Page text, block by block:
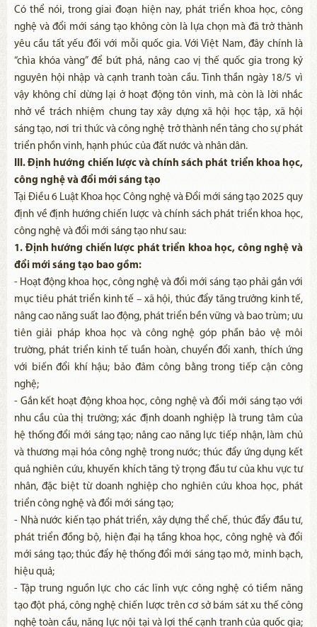
Có thể nói, trong giai đoạn hiện nay, phát triển khoa học, công
nghệ và đổi mới sáng tạo không còn là lựa chọn mà đã trở thành
yêu cầu tất yếu đối với mỗi quốc gia. Với Việt Nam, đây chính là
“chìa khóa vàng” để bứt phá, nâng cao vị thế quốc gia trong kỷ
nguyên hội nhập và cạnh tranh toàn cầu. Tinh thần ngày 18/5 vì
vậy không chỉ dừng lại ở hoạt động tôn vinh, mà còn là lời nhắc
nhở về trách nhiệm chung tay xây dựng xã hội học tập, xã hội
sáng tạo, nơi tri thức và công nghệ trở thành nền tảng cho sự phát
triển phồn vinh, hạnh phúc của đất nước và nhân dân.
III. Định hướng chiến lược và chính sách phát triển khoa học,
công nghệ và đổi mới sáng tạo
Tại Điều 6 Luật Khoa học Công nghệ và Đổi mới sáng tạo 2025 quy
định về định hướng chiến lược và chính sách phát triển khoa học,
công nghệ và đổi mới sáng tạo như sau:
1. Định hướng chiến lược phát triển khoa học, công nghệ và
đổi mới sáng tạo bao gồm:
- Hoạt động khoa học, công nghệ và đổi mới sáng tạo phải gắn với
mục tiêu phát triển kinh tế – xã hội, thúc đẩy tăng trưởng kinh tế,
nâng cao năng suất lao động, phát triển bền vững và bao trùm; ưu
tiên giải pháp khoa học và công nghệ góp phần bảo vệ môi
trường, phát triển kinh tế tuần hoàn, chuyển đổi xanh, thích ứng
với biến đổi khí hậu; bảo đảm công bằng trong tiếp cận công
nghệ;
- Gắn kết hoạt động khoa học, công nghệ và đổi mới sáng tạo với
nhu cầu của thị trường; xác định doanh nghiệp là trung tâm của
hệ thống đổi mới sáng tạo; nâng cao năng lực tiếp nhận, làm chủ
và thương mại hóa công nghệ trong nước; thúc đẩy ứng dụng kết
quả nghiên cứu, khuyến khích tăng tỷ trọng đầu tư của khu vực tư
nhân, đặc biệt từ doanh nghiệp cho nghiên cứu khoa học, phát
triển công nghệ và đổi mới sáng tạo;
- Nhà nước kiến tạo phát triển, xây dựng thể chế, thúc đẩy đầu tư,
phát triển đồng bộ, hiện đại hạ tầng khoa học, công nghệ và đổi
mới sáng tạo; thúc đẩy hệ thống đổi mới sáng tạo mở, minh bạch,
hiệu quả;
- Tập trung nguồn lực cho các lĩnh vực công nghệ có tiềm năng
tạo đột phá, công nghệ chiến lược trên cơ sở bám sát xu thế công
nghệ toàn cầu, năng lực nội tại và lợi thế cạnh tranh của quốc gia;